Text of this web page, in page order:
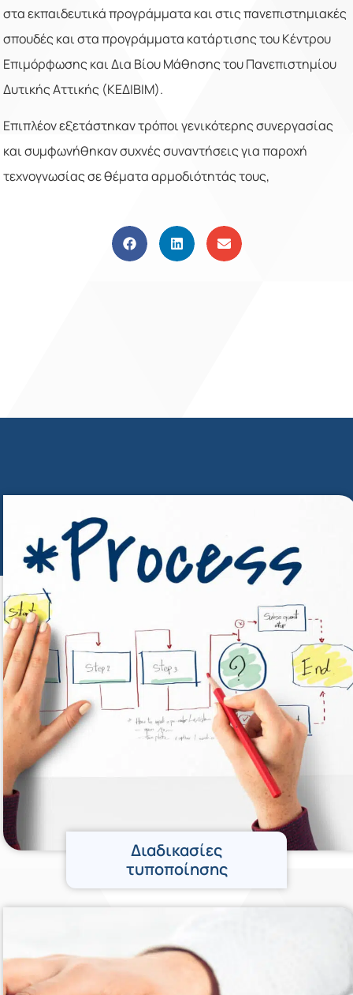
στα εκπαιδευτικά προγράμματα και στις πανεπιστημιακές
σπουδές και στα προγράμματα κατάρτισης του Κέντρου
Επιμόρφωσης και Δια Βίου Μάθησης του Πανεπιστημίου
Δυτικής Αττικής (ΚΕΔΙΒΙΜ).
Επιπλέον εξετάστηκαν τρόποι γενικότερης συνεργασίας
και συμφωνήθηκαν συχνές συναντήσεις για παροχή
τεχνογνωσίας σε θέματα αρμοδιότητάς τους,
Διαδικασίες
τυποποίησης